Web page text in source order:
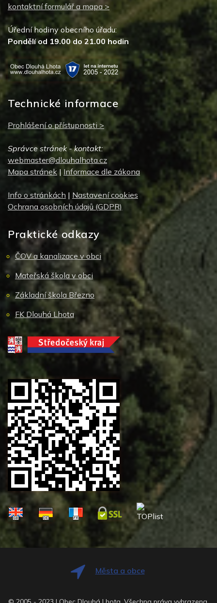
kontaktní formulář a mapa >
Úřední hodiny obecního úřadu:
Pondělí od 19.00 do 21.00 hodin
Technické informace
Prohlášení o přístupnosti >
Správce stránek - kontakt:
webmaster@dlouhalhota.cz
Mapa stránek | Informace dle zákona
Info o stránkách | Nastavení cookies
Ochrana osobních údajů (GDPR)
Praktické odkazy
ČOV a kanalizace v obci
Mateřská škola v obci
Základní škola Březno
FK Dlouhá Lhota
Města a obce